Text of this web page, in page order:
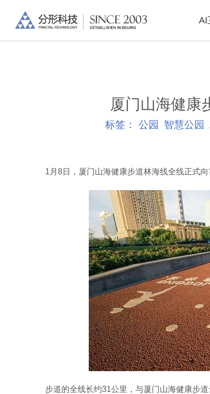
AI
厦门山海健康
标签： 公园 智慧公园
1月8日，厦门山海健康步道林海线全线正式向
步道的全线长约31公里，与厦门山海健康步道